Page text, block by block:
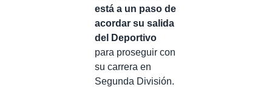
está a un paso de
acordar su salida
del Deportivo
para proseguir con
su carrera en
Segunda División.